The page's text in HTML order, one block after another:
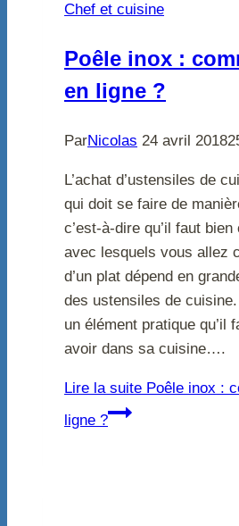
Chef et cuisine
Poêle inox :
en ligne ?
ParNicolas 24 avril 2018
L’achat d’ustensiles de
qui doit se faire de
c’est-à-dire qu’il faut
avec lesquels vous allez
d’un plat dépend en
des ustensiles de
un élément pratique qu’il
avoir dans sa cuisine….
Lire la suite Poêle inox :
ligne ?